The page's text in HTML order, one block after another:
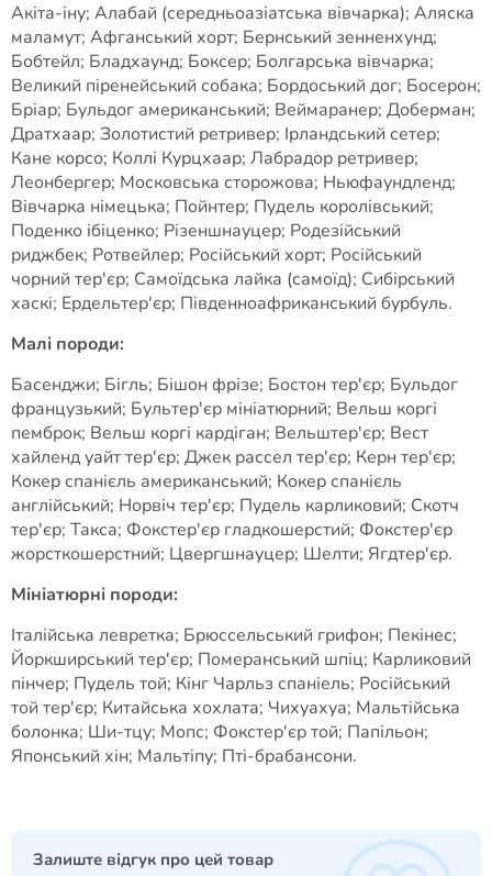
Акіта-іну; Алабай (середньоазіатська вівчарка); Аляска
маламут; Афганський хорт; Бернський зенненхунд;
Бобтейл; Бладхаунд; Боксер; Болгарська вівчарка;
Великий піренейський собака; Бордоський дог; Босерон;
Бріар; Бульдог американський; Веймаранер; Доберман;
Дратхаар; Золотистий ретривер; Ірландський сетер;
Кане корсо; Коллі Курцхаар; Лабрадор ретривер;
Леонбергер; Московська сторожова; Ньюфаундленд;
Вівчарка німецька; Пойнтер; Пудель королівський;
Поденко ібіценко; Різеншнауцер; Родезійський
риджбек; Ротвейлер; Російський хорт; Російський
чорний тер'єр; Самоїдська лайка (самоїд); Сибірський
хаскі; Ердельтер'єр; Південноафриканський бурбуль.
Малі породи:
Басенджи; Бігль; Бішон фрізе; Бостон тер'єр; Бульдог
французький; Бультер'єр мініатюрний; Вельш коргі
пемброк; Вельш коргі кардіган; Вельштер'єр; Вест
хайленд уайт тер'єр; Джек рассел тер'єр; Керн тер'єр;
Кокер спанієль американський; Кокер спанієль
англійський; Норвіч тер'єр; Пудель карликовий; Скотч
тер'єр; Такса; Фокстер'єр гладкошерстий; Фокстер'єр
жорсткошерстний; Цвергшнауцер; Шелти; Ягдтер'єр.
Мініатюрні породи:
Італійська левретка; Брюссельський грифон; Пекінес;
Йоркширський тер'єр; Померанський шпіц; Карликовий
пінчер; Пудель той; Кінг Чарльз спаніель; Російський
той тер'єр; Китайська хохлата; Чихуахуа; Мальтійська
болонка; Ши-тцу; Мопс; Фокстер'єр той; Папільон;
Японський хін; Мальтіпу; Пті-брабансони.
Залиште відгук про цей товар